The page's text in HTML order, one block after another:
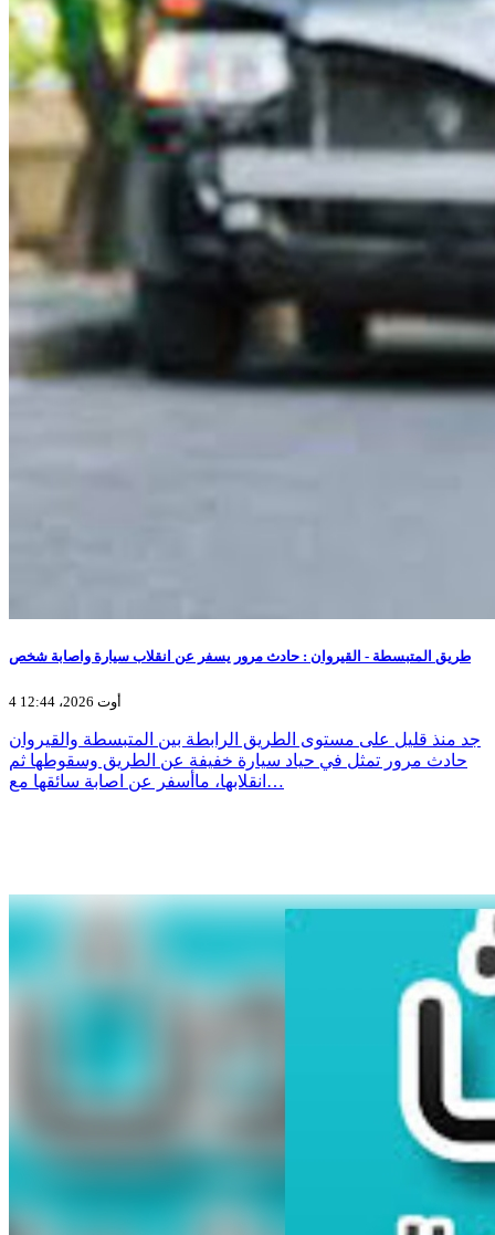
طريق المتبسطة - القيروان : حادث مرور يسفر عن انقلاب سيارة واصابة شخص
4 أوت 2026، 12:44
جد منذ قليل على مستوى الطريق الرابطة بين المتبسطة والقيروان
حادث مرور تمثل في حياد سيارة خفيفة عن الطريق وسقوطها ثم
انقلابها، ماأسفر عن اصابة سائقها مع…